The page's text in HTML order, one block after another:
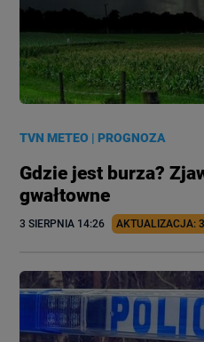
TVN METEO |PROGNOZA
Gdzie jest burza?
gwałtowne
3 SIERPNIA 14:26 AKTUALIZACJA: